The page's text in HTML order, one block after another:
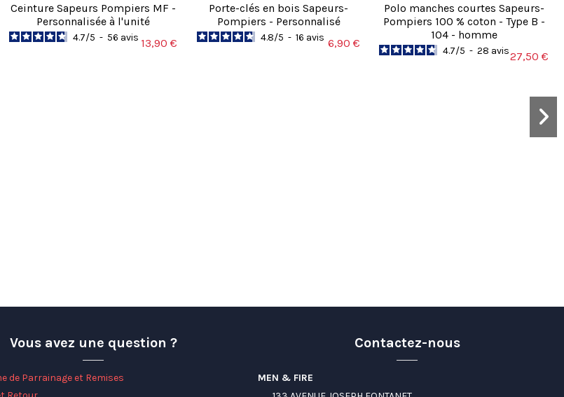
1
Ceinture Sapeurs Pompiers MF -
Personnalisée à l'unité
4.7/5 - 56 avis 13,90 €
Porte-clés en bois Sapeurs-
Pompiers - Personnalisé
4.8/5 - 16 avis 6,90 €
Polo manches courtes Sapeurs-
Pompiers 100 % coton - Type B -
104 - homme
4.7/5 - 28 avis27,50 €
Vous avez une question ?
de Parrainage et Remises
Contactez-nous
MEN & FIRE